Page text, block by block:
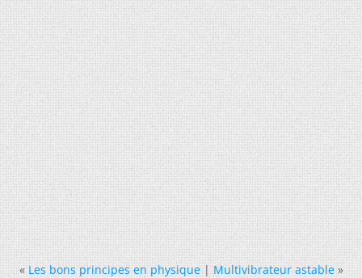
« Les bons principes en physique|Multivibrateur astable »